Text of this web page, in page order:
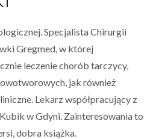
Specjalista Chirurgii
Gregmed, w której
leczenie chorób tarczycy,
jak również
Lekarz współpracujący z
w Gdyni. Zainteresowania to
dobra książka.